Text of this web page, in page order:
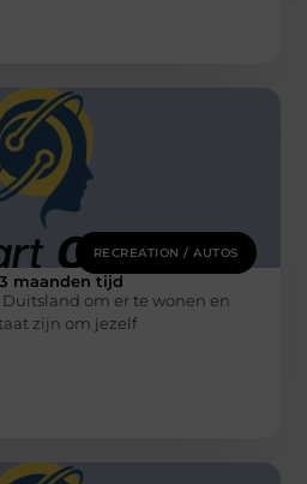
RECREATION / AUTOS
maanden tijd
om er te wonen en
zijn om jezelf